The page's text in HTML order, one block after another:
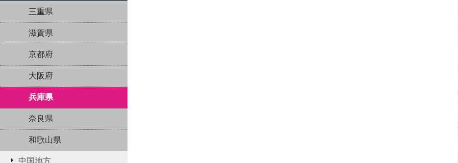
三重県
滋賀県
京都府
大阪府
兵庫県
奈良県
和歌山県
中国地方